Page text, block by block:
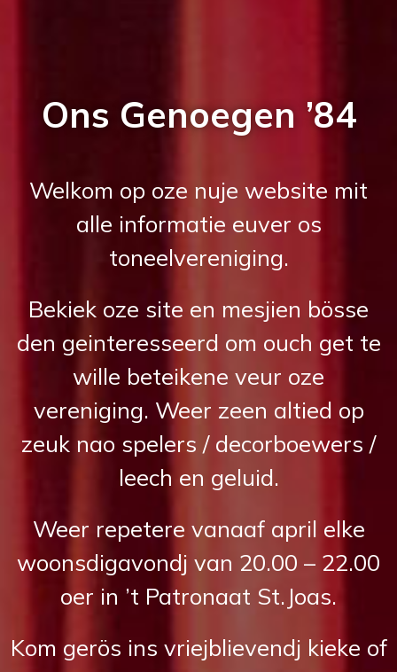
Ons Genoegen ’84
Welkom op oze nuje website mit
alle informatie euver os
toneelvereniging.
Bekiek oze site en mesjien bösse
den geinteresseerd om ouch get te
wille beteikene veur oze
vereniging. Weer zeen altied op
zeuk nao spelers / decorboewers /
leech en geluid.
Weer repetere vanaaf april elke
woonsdigavondj van 20.00 – 22.00
oer in ’t Patronaat St.Joas.
Kom gerös ins vriejblievendj kieke of